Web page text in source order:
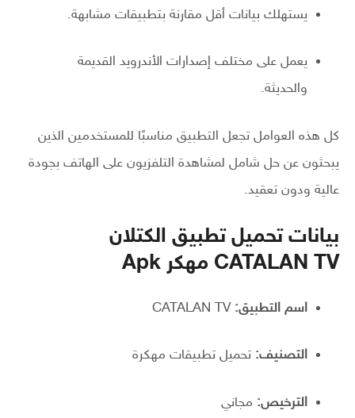
يستهلك بيانات أقل مقارنة بتطبيقات مشابهة.
يعمل على مختلف إصدارات الأندرويد القديمة
والحديثة.
كل هذه العوامل تجعل التطبيق مناسبًا للمستخدمين الذين
يبحثون عن حل شامل لمشاهدة التلفزيون على الهاتف بجودة
عالية ودون تعقيد.
بيانات تحميل تطبيق الكتلان
CATALAN TV مهكر Apk
اسم التطبيق: CATALAN TV
التصنيف: تحميل تطبيقات مهكرة
الترخيص: مجاني